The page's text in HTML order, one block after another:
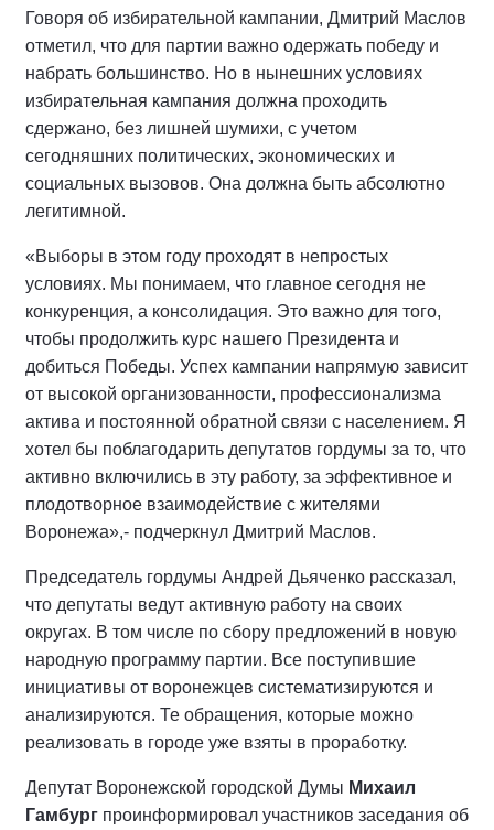
Говоря об избирательной кампании, Дмитрий Маслов
отметил, что для партии важно одержать победу и
набрать большинство. Но в нынешних условиях
избирательная кампания должна проходить
сдержано, без лишней шумихи, с учетом
сегодняшних политических, экономических и
социальных вызовов. Она должна быть абсолютно
легитимной.
«Выборы в этом году проходят в непростых
условиях. Мы понимаем, что главное сегодня не
конкуренция, а консолидация. Это важно для того,
чтобы продолжить курс нашего Президента и
добиться Победы. Успех кампании напрямую зависит
от высокой организованности, профессионализма
актива и постоянной обратной связи с населением. Я
хотел бы поблагодарить депутатов гордумы за то, что
активно включились в эту работу, за эффективное и
плодотворное взаимодействие с жителями
Воронежа»,- подчеркнул Дмитрий Маслов.
Председатель гордумы Андрей Дьяченко рассказал,
что депутаты ведут активную работу на своих
округах. В том числе по сбору предложений в новую
народную программу партии. Все поступившие
инициативы от воронежцев систематизируются и
анализируются. Те обращения, которые можно
реализовать в городе уже взяты в проработку.
Депутат Воронежской городской Думы Михаил
Гамбург проинформировал участников заседания об